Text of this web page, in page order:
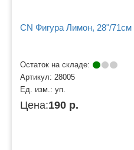
CN Фигура Лимон, 28"/71см
Остаток на складе:
Артикул: 28005
Ед. изм.: уп.
Цена:190 р.